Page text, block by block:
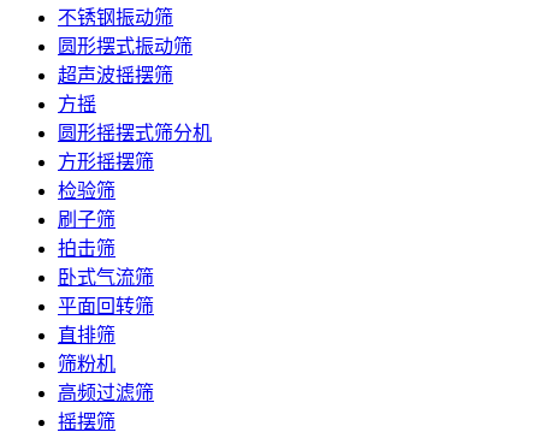
不锈钢振动筛
圆形摆式振动筛
超声波摇摆筛
方摇
圆形摇摆式筛分机
方形摇摆筛
检验筛
刷子筛
拍击筛
卧式气流筛
平面回转筛
直排筛
筛粉机
高频过滤筛
摇摆筛